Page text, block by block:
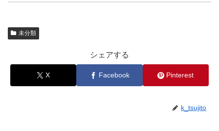
未分類
シェアする
X Facebook Pinterest
k_tsujito